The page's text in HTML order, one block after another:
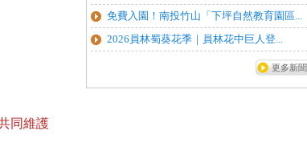
免費入園！南投竹山「下坪自然教育園區...
2026員林蜀葵花季｜員林花中巨人登...
更多新聞
同維護